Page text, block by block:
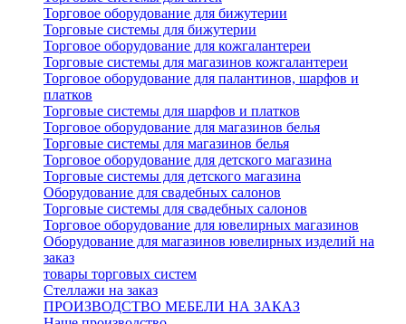
Торговое оборудование для бижутерии
Торговые системы для бижутерии
Торговое оборудование для кожгалантереи
Торговые системы для магазинов кожгалантереи
Торговое оборудование для палантинов, шарфов и
платков
Торговые системы для шарфов и платков
Торговое оборудование для магазинов белья
Торговые системы для магазинов белья
Торговое оборудование для детского магазина
Торговые системы для детского магазина
Оборудование для свадебных салонов
Торговые системы для свадебных салонов
Торговое оборудование для ювелирных магазинов
Оборудование для магазинов ювелирных изделий на
заказ
товары торговых систем
Стеллажи на заказ
ПРОИЗВОДСТВО МЕБЕЛИ НА ЗАКАЗ